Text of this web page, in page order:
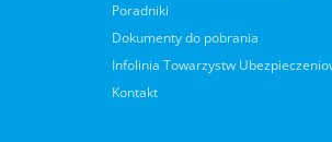
Poradniki
Dokumenty do pobrania
Infolinia Towarzystw
Kontakt